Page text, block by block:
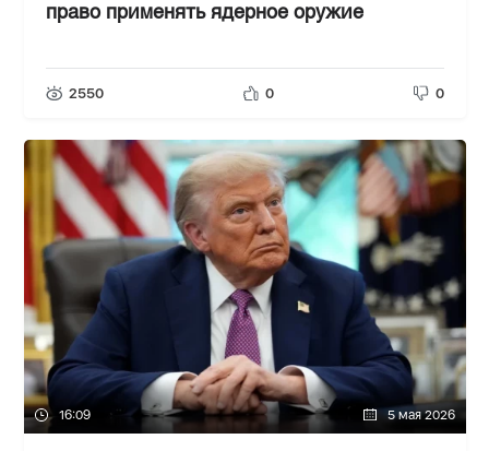
право применять ядерное оружие
2550 0 0
16:09 5 мая 2026